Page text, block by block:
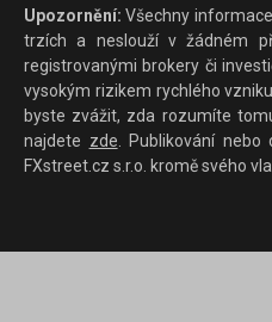
Upozornění: Všechny
trzích a neslouží v žádném
registrovanými brokery či
vysokým rizikem rychlého
byste zvážit, zda rozumíte
najdete zde. Publikování nebo
FXstreet.cz s.r.o. kromě svého